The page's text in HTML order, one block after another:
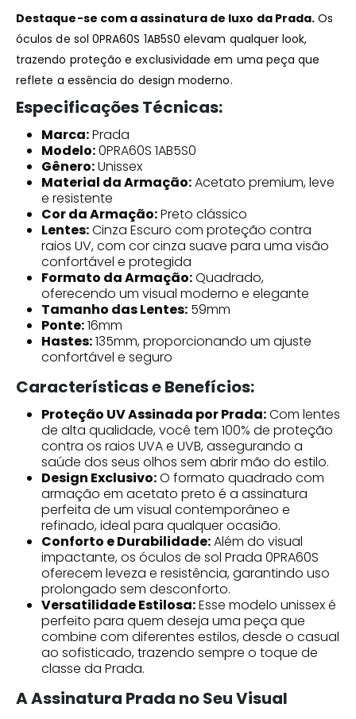
Destaque-se com a assinatura de luxo da Prada. Os
óculos de sol 0PRA60S 1AB5S0 elevam qualquer look,
trazendo proteção e exclusividade em uma peça que
reflete a essência do design moderno.
Especificações Técnicas:
Marca:Prada
Modelo:0PRA60S 1AB5S0
Gênero:Unissex
Material da Armação:Acetato premium, leve
e resistente
Cor da Armação:Preto clássico
Lentes:Cinza Escuro com proteção contra
raios UV, com cor cinza suave para uma visão
confortável e protegida
Formato da Armação:Quadrado,
oferecendo um visual moderno e elegante
Tamanho das Lentes: 59mm
Ponte:16mm
Hastes:135mm, proporcionando um ajuste
confortável e seguro
Características e Benefícios:
Proteção UV Assinada por Prada:Com lentes
de alta qualidade, você tem 100% de proteção
contra os raios UVA e UVB, assegurando a
saúde dos seus olhos sem abrir mão do estilo.
Design Exclusivo:O formato quadrado com
armação em acetato preto é a assinatura
perfeita de um visual contemporâneo e
refinado, ideal para qualquer ocasião.
Conforto e Durabilidade:Além do visual
impactante, os óculos de sol Prada 0PRA60S
oferecem leveza e resistência, garantindo uso
prolongado sem desconforto.
Versatilidade Estilosa:Esse modelo unissex é
perfeito para quem deseja uma peça que
combine com diferentes estilos, desde o casual
ao sofisticado, trazendo sempre o toque de
classe da Prada.
A Assinatura Prada no Seu Visual